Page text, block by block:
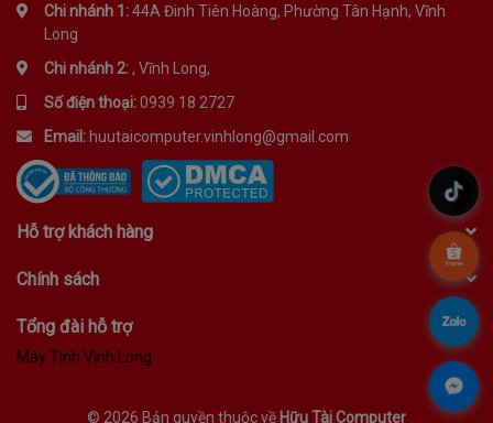
Chi nhánh 1:44A Đinh Tiên Hoàng, Phường Tân Hạnh, Vĩnh
Long
Chi nhánh 2:, Vĩnh Long,
Số điện thoại:0939 18 2727
Email: huutaicomputer.vinhlong@gmail.com
Hỗ trợ khách hàng
Chính sách
Tổng đài hỗ trợ
Máy Tính Vĩnh Long
© 2026 Bản quyền thuộc về Hữu Tài Computer
.
.
.
.